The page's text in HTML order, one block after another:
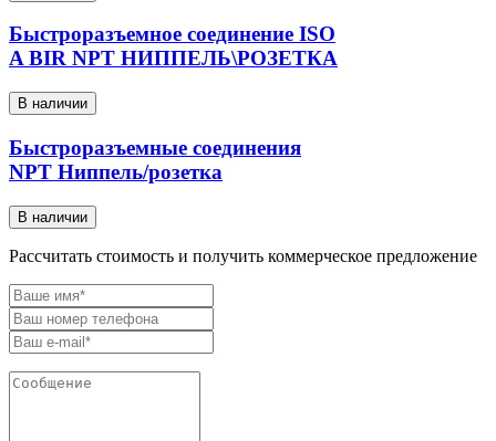
Быстроразъемное соединение ISO
A BIR NPT НИППЕЛЬ\РОЗЕТКА
В наличии
Быстроразъемные соединения
NPT Ниппель/розетка
В наличии
Рассчитать стоимость и получить коммерческое предложение